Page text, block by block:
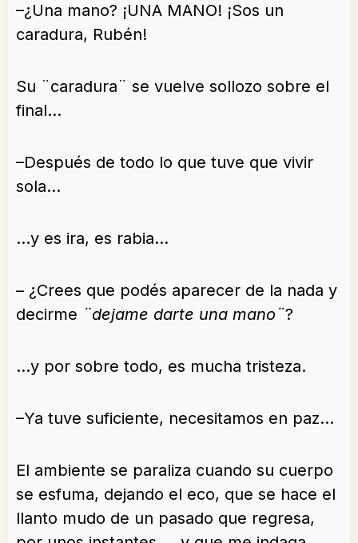
–¿Una mano? ¡UNA MANO! ¡Sos un
caradura, Rubén!
Su ¨caradura¨ se vuelve sollozo sobre el
final…
–Después de todo lo que tuve que vivir
sola…
…y es ira, es rabia…
– ¿Crees que podés aparecer de la nada y
decirme ¨dejame darte una mano¨?
…y por sobre todo, es mucha tristeza.
–Ya tuve suficiente, necesitamos en paz…
El ambiente se paraliza cuando su cuerpo
se esfuma, dejando el eco, que se hace el
llanto mudo de un pasado que regresa,